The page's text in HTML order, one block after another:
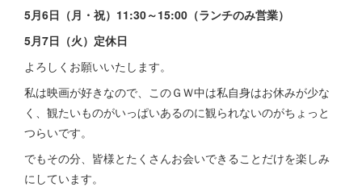
5月6日（月・祝）11:30～15:00（ランチのみ営業）
5月7日（火）定休日
よろしくお願いいたします。
私は映画が好きなので、このＧＷ中は私自身はお休みが少な
く、観たいものがいっぱいあるのに観られないのがちょっと
つらいです。
でもその分、皆様とたくさんお会いできることだけを楽しみ
にしています。